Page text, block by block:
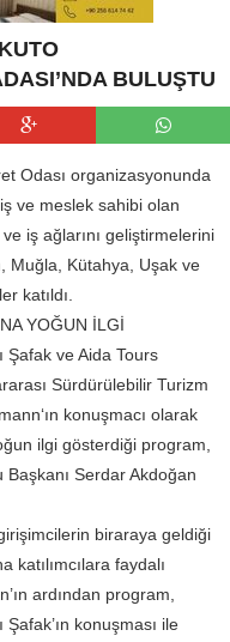
BULUŞTU
Odası organizasyonunda
ve meslek sahibi olan
iş ağlarını geliştirmelerini
Muğla, Kütahya, Uşak ve
katıldı.
YOĞUN İLGİ
Şafak ve Aida Tours
Sürdürülebilir Turizm
konuşmacı olarak
ilgi gösterdiği program,
Başkanı Serdar Akdoğan
biraraya geldiği
faydalı
ardından program,
konuşması ile